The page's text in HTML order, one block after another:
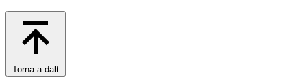
Torna a dalt